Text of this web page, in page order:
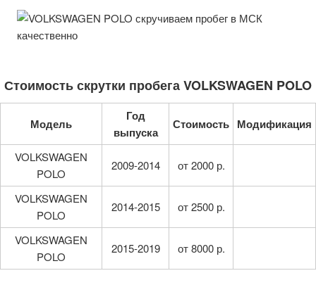
Стоимость скрутки пробега VOLKSWAGEN POLO
Модель
Год
выпуска
Стоимость Модификация
VOLKSWAGEN
POLO
2009-2014 от 2000 р.
VOLKSWAGEN
POLO
2014-2015 от 2500 р.
VOLKSWAGEN
POLO
2015-2019 от 8000 р.